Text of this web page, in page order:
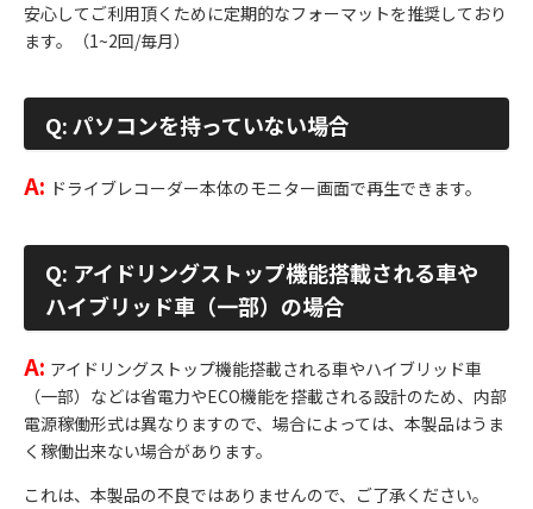
安心してご利用頂くために定期的なフォーマットを推奨しており
ます。（1~2回/毎月）
Q: パソコンを持っていない場合
A: ドライブレコーダー本体のモニター画面で再生できます。
Q: アイドリングストップ機能搭載される車や
ハイブリッド車（一部）の場合
A: アイドリングストップ機能搭載される車やハイブリッド車
（一部）などは省電力やECO機能を搭載される設計のため、内部
電源稼働形式は異なりますので、場合によっては、本製品はうま
く稼働出来ない場合があります。
これは、本製品の不良ではありませんので、ご了承ください。